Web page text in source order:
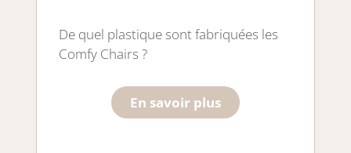
De quel plastique sont fabriquées les
Comfy Chairs ?
En savoir plus